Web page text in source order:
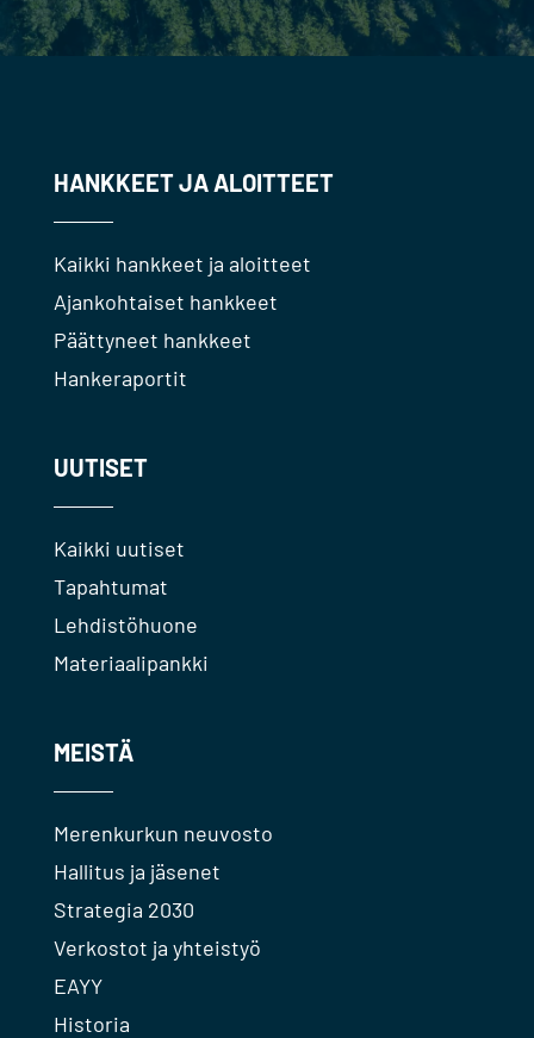
HANKKEET JA ALOITTEET
Kaikki hankkeet ja aloitteet
Ajankohtaiset hankkeet
Päättyneet hankkeet
Hankeraportit
UUTISET
Kaikki uutiset
Tapahtumat
Lehdistöhuone
Materiaalipankki
MEISTÄ
Merenkurkun neuvosto
Hallitus ja jäsenet
Strategia 2030
Verkostot ja yhteistyö
EAYY
Historia